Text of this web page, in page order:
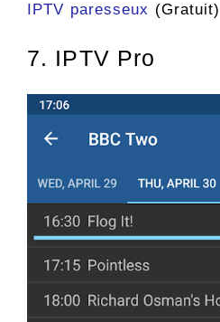
IPTV paresseux (Gratuit)
7. IPTV Pro